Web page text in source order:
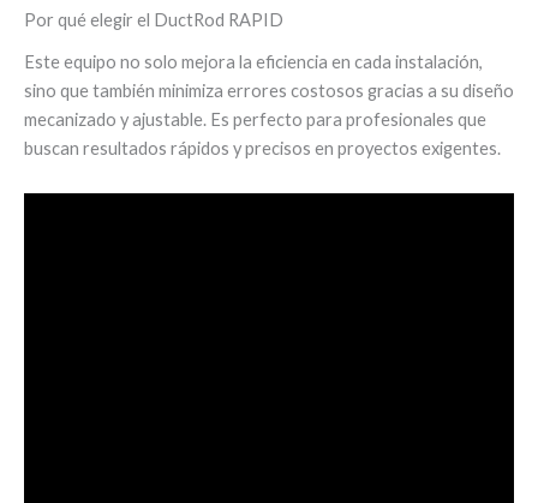
Por qué elegir el DuctRod RAPID
Este equipo no solo mejora la eficiencia en cada instalación,
sino que también minimiza errores costosos gracias a su diseño
mecanizado y ajustable. Es perfecto para profesionales que
buscan resultados rápidos y precisos en proyectos exigentes.